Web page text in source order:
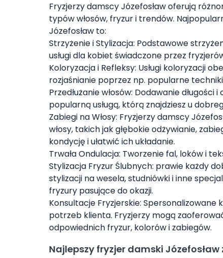
Fryzjerzy damscy Józefosław oferują
typów włosów, fryzur i trendów.
Józefosław to:
Strzyżenie i Stylizacja: Podstawowe
usługi dla kobiet świadczone przez
Koloryzacja i Refleksy: Usługi koloryzacji
rozjaśnianie poprzez np. popularne
Przedłużanie włosów: Dodawanie
popularną usługą, którą znajdziesz u
Zabiegi na Włosy: Fryzjerzy damscy
włosy, takich jak głębokie odżywianie,
kondycję i ułatwić ich układanie.
Trwała Ondulacja: Tworzenie fal, loków i
Stylizacja Fryzur Ślubnych: prawie każdy
stylizacji na wesela, studniówki i inne
fryzury pasujące do okazji.
Konsultacje Fryzjerskie:
potrzeb klienta. Fryzjerzy mogą
odpowiednich fryzur, kolorów i zabiegów.
Najlepszy fryzjer damski